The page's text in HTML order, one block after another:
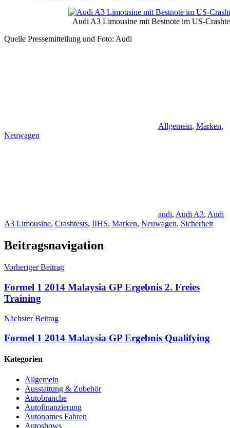
Audi A3 Limousine mit Bestnote im US-
Quelle Pressemitteilung und Foto: Audi
Allgemein, Marken,
Neuwagen
audi, Audi A3, Audi
A3 Limousine, Crashtests, IIHS, Marken, Neuwagen, Sicherheit
Beitragsnavigation
Vorheriger Beitrag
Formel 1 2014 Malaysia GP Ergebnis 2. Freies
Training
Nächster Beitrag
Formel 1 2014 Malaysia GP Ergebnis Qualifying
Kategorien
Allgemein
Ausstattung & Zubehör
Autobranche
Autofinanzierung
Autonomes Fahren
Autoshows